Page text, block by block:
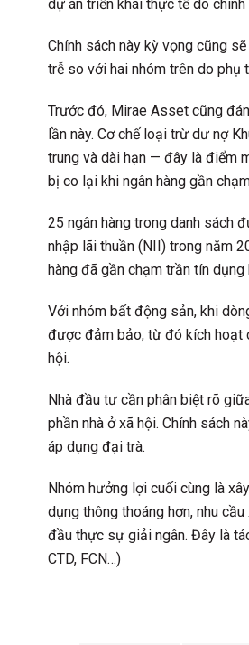
dự án triển khai thực tế do
Chính sách này kỳ vọng cũng
trễ so với hai nhóm trên do phụ
Trước đó, Mirae Asset cũng
lần này. Cơ chế loại trừ dư nợ
trung và dài hạn — đây là điểm
bị co lại khi ngân hàng gần
25 ngân hàng trong danh sách
nhập lãi thuần (NII) trong năm
hàng đã gần chạm trần tín
Với nhóm bất động sản, khi
được đảm bảo, từ đó kích hoạt
hội.
Nhà đầu tư cần phân biệt rõ
phần nhà ở xã hội. Chính sách
áp dụng đại trà.
Nhóm hưởng lợi cuối cùng là
dụng thông thoáng hơn, nhu
đầu thực sự giải ngân. Đây là
CTD, FCN…)